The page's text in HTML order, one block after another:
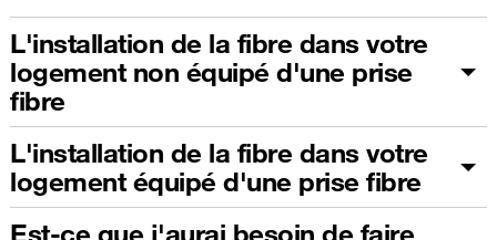
L'installation de la fibre dans votre
logement non équipé d'une prise
fibre
L'installation de la fibre dans votre
logement équipé d'une prise fibre
Est-ce que j'aurai besoin de faire